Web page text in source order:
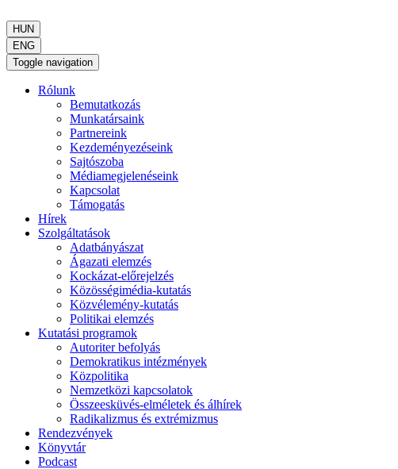
HUN
ENG
Toggle navigation
Rólunk
Bemutatkozás
Munkatársaink
Partnereink
Kezdeményezéseink
Sajtószoba
Médiamegjelenéseink
Kapcsolat
Támogatás
Hírek
Szolgáltatások
Adatbányászat
Ágazati elemzés
Kockázat-előrejelzés
Közösségimédia-kutatás
Közvélemény-kutatás
Politikai elemzés
Kutatási programok
Autoriter befolyás
Demokratikus intézmények
Közpolitika
Nemzetközi kapcsolatok
Összeesküvés-elméletek és álhírek
Radikalizmus és extrémizmus
Rendezvények
Könyvtár
Podcast